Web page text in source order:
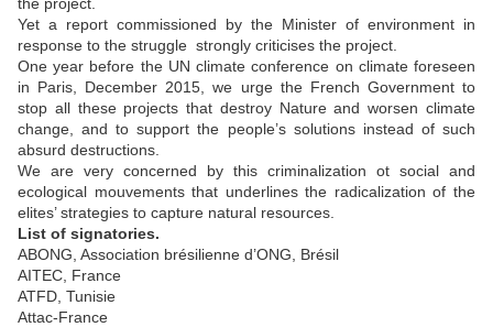
Yet a report commissioned by the Minister of environment in
response to the struggle strongly criticises the project.
One year before the UN climate conference on climate foreseen
in Paris, December 2015, we urge the French Government to
stop all these projects that destroy Nature and worsen climate
change, and to support the people’s solutions instead of such
absurd destructions.
We are very concerned by this criminalization ot social and
ecological mouvements that underlines the radicalization of the
elites’ strategies to capture natural resources.
List of signatories.
ABONG, Association brésilienne d’ONG, Brésil
AITEC, France
ATFD, Tunisie
Attac-France